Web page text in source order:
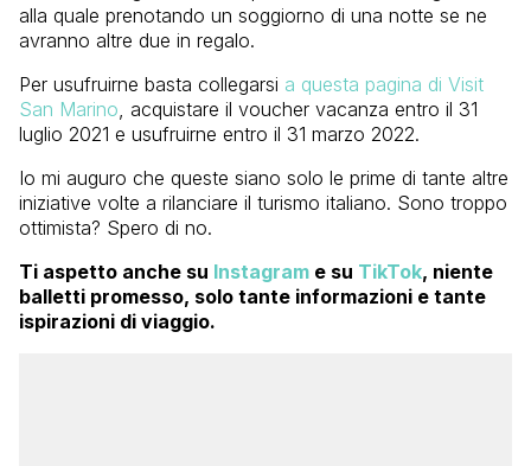
alla quale prenotando un soggiorno di una notte se ne
avranno altre due in regalo.
Per usufruirne basta collegarsi a questa pagina di Visit
San Marino , acquistare il voucher vacanza entro il 31
luglio 2021 e usufruirne entro il 31 marzo 2022.
Io mi auguro che queste siano solo le prime di tante altre
iniziative volte a rilanciare il turismo italiano. Sono troppo
ottimista? Spero di no.
Ti aspetto anche su Instagram e su TikTok, niente
balletti promesso, solo tante informazioni e tante
ispirazioni di viaggio.